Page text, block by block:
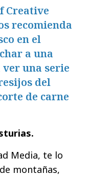
Creative
recomienda
en el
a una
una serie
del
de carne
Media, te lo
montañas,